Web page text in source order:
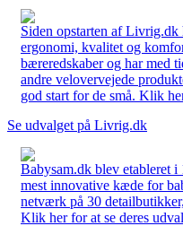
Siden opstarten af Livrig.dk
ergonomi, kvalitet og
bæreredskaber og har med
andre velovervejede
god start for de små. Klik
Se udvalget på Livrig.dk
Babysam.dk blev etableret i
mest innovative kæde for
netværk på 30
Klik her for at se deres